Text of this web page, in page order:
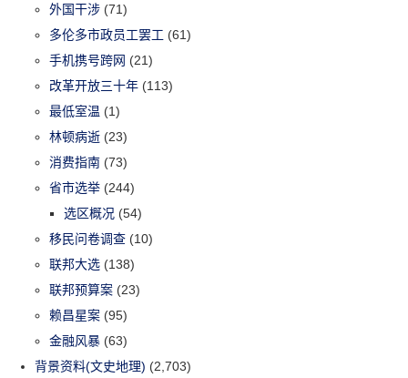
外国干涉 (71)
多伦多市政员工罢工 (61)
手机携号跨网 (21)
改革开放三十年 (113)
最低室温 (1)
林顿病逝 (23)
消费指南 (73)
省市选举 (244)
选区概况 (54)
移民问卷调查 (10)
联邦大选 (138)
联邦预算案 (23)
赖昌星案 (95)
金融风暴 (63)
背景资料(文史地理) (2,703)